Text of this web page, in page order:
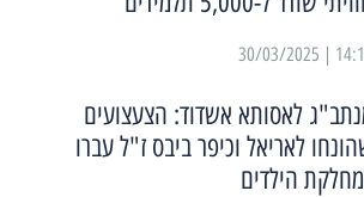
14:14 | 30/
לאסותא אשדוד: הצעצועים
לאריאל וכיפר ביבס ז"ל עברו
הילדים